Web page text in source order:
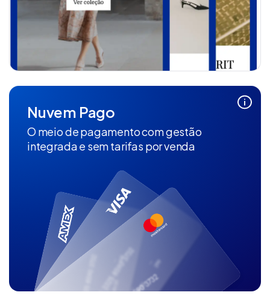
Nuvem Pago
O meio de pagamento com gestão
integrada e sem tarifas por venda